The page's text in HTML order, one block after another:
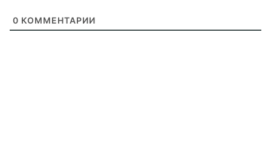
0 КОММЕНТАРИИ